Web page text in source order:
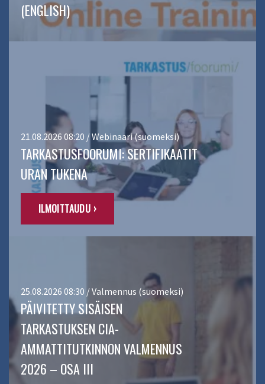
(ENGLISH)
21.08.2026 08:20 / Webinaari (suomeksi)
TARKASTUSFOORUMI: SERTIFIKAATIT
URAN TUKENA
ILMOITTAUDU ›
25.08.2026 08:30 / Valmennus (suomeksi)
PÄIVITETTY SISÄISEN
TARKASTUKSEN CIA-
AMMATTITUTKINNON VALMENNUS
2026 – OSA III